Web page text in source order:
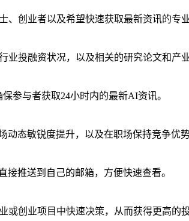
创业者以及希望快速获取最新资讯的专业
投融资状况，以及相关的研究论文和产
参与者获取24小时内的最新AI资讯。
态敏锐度提升，以及在职场保持竞争优势
推送到自己的邮箱，方便快速查看。
创业项目中快速决策，从而获得更高的